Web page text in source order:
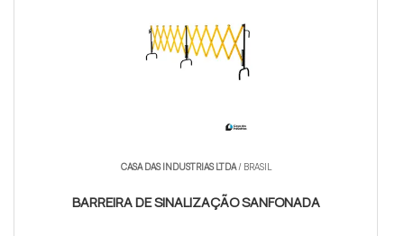
CASA DAS INDUSTRIAS LTDA/ BRASIL
BARREIRA DE SINALIZAÇÃO SANFONADA